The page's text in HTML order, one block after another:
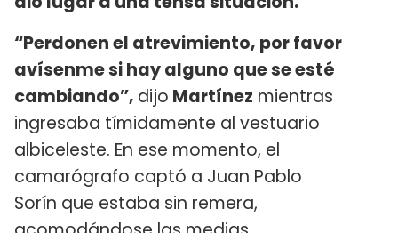
“Perdonen el atrevimiento, por favor
avísenme si hay alguno que se esté
cambiando”, dijo Martínez mientras
ingresaba tímidamente al vestuario
albiceleste. En ese momento, el
camarógrafo captó a Juan Pablo
Sorín que estaba sin remera,